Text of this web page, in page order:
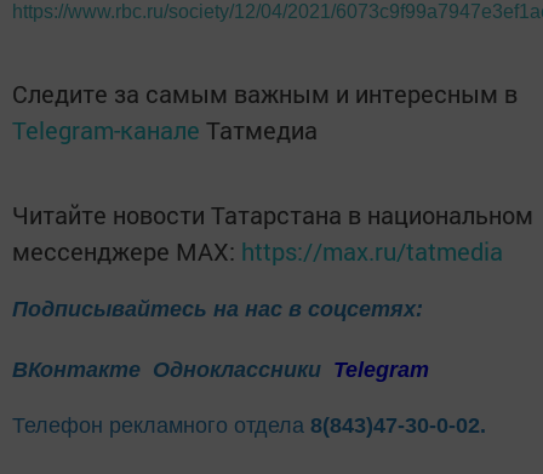
https://www.rbc.ru/society/12/04/2021/
Следите за самым важным и интересным в
Telegram-канале Татмедиа
Читайте новости Татарстана в национальном
мессенджере MАХ: https://max.ru/tatmedia
Подписывайтесь на нас в соцсетях:
ВКонтакте Одноклассники Telegram
Телефон рекламного отдела 8(843)47-30-0-02.